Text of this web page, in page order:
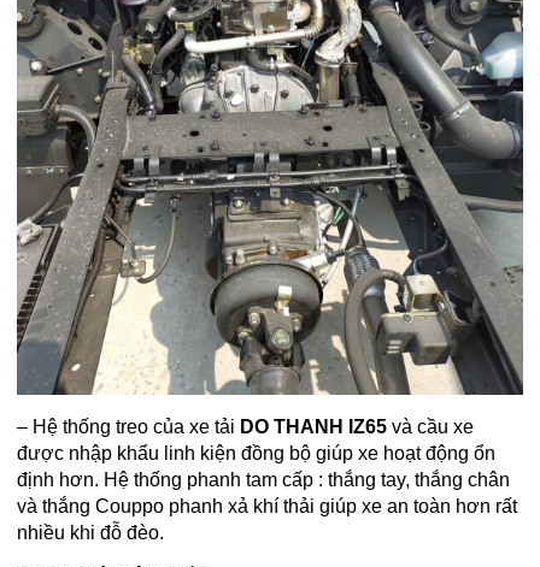
– Hệ thống treo của xe tải DO THANH IZ65và cầu xe
được nhập khẩu linh kiện đồng bộ giúp xe hoạt động ổn
định hơn. Hệ thống phanh tam cấp : thắng tay, thắng chân
và thắng Couppo phanh xả khí thải giúp xe an toàn hơn rất
nhiều khi đỗ đèo.